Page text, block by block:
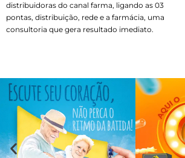
distribuidoras do canal farma, ligando as 03
pontas, distribuição, rede e a farmácia, uma
consultoria que gera resultado imediato.